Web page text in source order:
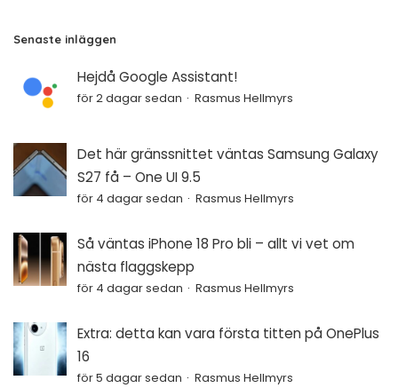
Senaste inläggen
Hejdå Google Assistant!
för 2 dagar sedan Rasmus Hellmyrs
Det här gränssnittet väntas Samsung Galaxy
S27 få – One UI 9.5
för 4 dagar sedan Rasmus Hellmyrs
Så väntas iPhone 18 Pro bli – allt vi vet om
nästa flaggskepp
för 4 dagar sedan Rasmus Hellmyrs
Extra: detta kan vara första titten på OnePlus
16
för 5 dagar sedan Rasmus Hellmyrs